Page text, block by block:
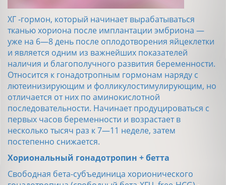
ХГ -гормон, который начинает вырабатываться
тканью хориона после имплантации эмбриона —
уже на 6—8 день после оплодотворения яйцеклетки
и является одним из важнейших показателей
наличия и благополучного развития беременности.
Относится к гонадотропным гормонам наряду с
лютеинизирующим и фолликулостимулирующим, но
отличается от них по аминокислотной
последовательности. Начинает продуцироваться с
первых часов беременности и возрастает в
несколько тысяч раз к 7—11 неделе, затем
постепенно снижается.
Хориональный гонадотропин + бетта
Свободная бета-субъединица хорионического